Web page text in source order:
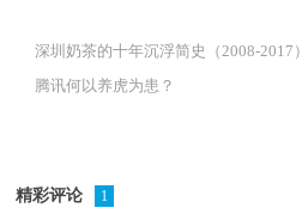
深圳奶茶的十年沉浮简史（2008-2017）
腾讯何以养虎为患？
精彩评论 1